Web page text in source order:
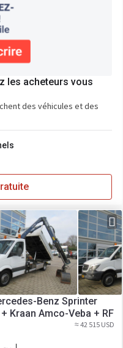
les acheteurs vous
des véhicules et des
Benz Sprinter
Kraan Amco-Veba + RF
≈ 42 515 USD